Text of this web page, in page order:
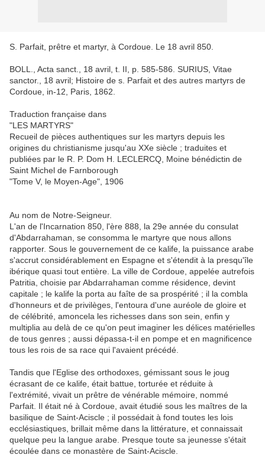
S. Parfait, prêtre et martyr, à Cordoue. Le 18 avril 850.
BOLL., Acta sanct., 18 avril, t. II, p. 585-586. SURIUS, Vitae
sanctor., 18 avril; Histoire de s. Parfait et des autres martyrs de
Cordoue, in-12, Paris, 1862.
Traduction française dans
"LES MARTYRS"
Recueil de pièces authentiques sur les martyrs depuis les
origines du christianisme jusqu'au XXe siècle ; traduites et
publiées par le R. P. Dom H. LECLERCQ, Moine bénédictin de
Saint Michel de Farnborough
"Tome V, le Moyen-Age", 1906
Au nom de Notre-Seigneur.
L'an de l'Incarnation 850, l'ère 888, la 29e année du consulat
d'Abdarrahaman, se consomma le martyre que nous allons
rapporter. Sous le gouvernement de ce kalife, la puissance arabe
s'accrut considérablement en Espagne et s'étendit à la presqu'île
ibérique quasi tout entière. La ville de Cordoue, appelée autrefois
Patritia, choisie par Abdarrahaman comme résidence, devint
capitale ; le kalife la porta au faîte de sa prospérité ; il la combla
d'honneurs et de privilèges, l'entoura d'une auréole de gloire et
de célébrité, amoncela les richesses dans son sein, enfin y
multiplia au delà de ce qu'on peut imaginer les délices matérielles
de tous genres ; aussi dépassa-t-il en pompe et en magnificence
tous les rois de sa race qui l'avaient précédé.
Tandis que l'Eglise des orthodoxes, gémissant sous le joug
écrasant de ce kalife, était battue, torturée et réduite à
l'extrémité, vivait un prêtre de vénérable mémoire, nommé
Parfait. Il était né à Cordoue, avait étudié sous les maîtres de la
basilique de Saint-Aciscle ; il possédait à fond toutes les lois
ecclésiastiques, brillait même dans la littérature, et connaissait
quelque peu la langue arabe. Presque toute sa jeunesse s'était
écoulée dans ce monastère de Saint-Aciscle.